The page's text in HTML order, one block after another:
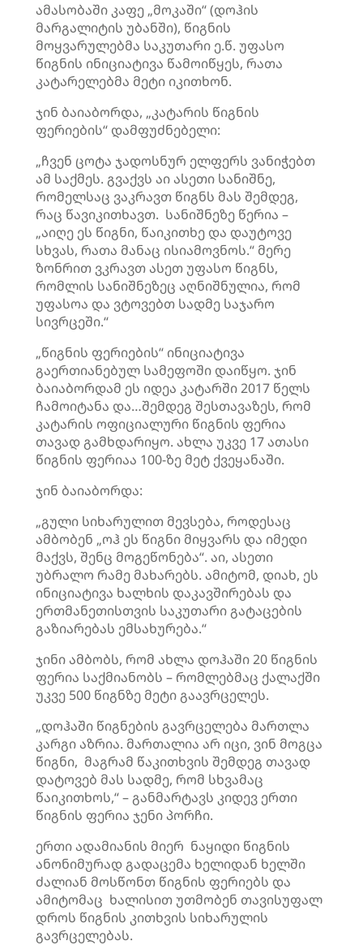
ამასობაში კაფე „მოკაში“ (დოჰის
მარგალიტის უბანში), წიგნის
მოყვარულებმა საკუთარი ე.წ. უფასო
წიგნის ინიციატივა წამოიწყეს, რათა
კატარელებმა მეტი იკითხონ.
ჯინ ბაიაბორდა, „კატარის წიგნის
ფერიების“ დამფუძნებელი:
„ჩვენ ცოტა ჯადოსნურ ელფერს ვანიჭებთ
ამ საქმეს. გვაქვს აი ასეთი სანიშნე,
რომელსაც ვაკრავთ წიგნს მას შემდეგ,
რაც წავიკითხავთ. სანიშნეზე წერია –
„აიღე ეს წიგნი, წაიკითხე და დაუტოვე
სხვას, რათა მანაც ისიამოვნოს.“ მერე
ზონრით ვკრავთ ასეთ უფასო წიგნს,
რომლის სანიშნეზეც აღნიშნულია, რომ
უფასოა და ვტოვებთ სადმე საჯარო
სივრცეში.“
„წიგნის ფერიების“ ინიციატივა
გაერთიანებულ სამეფოში დაიწყო. ჯინ
ბაიაბორდამ ეს იდეა კატარში 2017 წელს
ჩამოიტანა და…შემდეგ შესთავაზეს, რომ
კატარის ოფიციალური წიგნის ფერია
თავად გამხდარიყო. ახლა უკვე 17 ათასი
წიგნის ფერიაა 100-ზე მეტ ქვეყანაში.
ჯინ ბაიაბორდა:
„გული სიხარულით მევსება, როდესაც
ამბობენ „ოჰ ეს წიგნი მიყვარს და იმედი
მაქვს, შენც მოგეწონება“. აი, ასეთი
უბრალო რამე მახარებს. ამიტომ, დიახ, ეს
ინიციატივა ხალხის დაკავშირებას და
ერთმანეთისთვის საკუთარი გატაცების
გაზიარებას ემსახურება.“
ჯინი ამბობს, რომ ახლა დოჰაში 20 წიგნის
ფერია საქმიანობს – რომლებმაც ქალაქში
უკვე 500 წიგნზე მეტი გაავრცელეს.
„დოჰაში წიგნების გავრცელება მართლა
კარგი აზრია. მართალია არ იცი, ვინ მოგცა
წიგნი, მაგრამ წაკითხვის შემდეგ თავად
დატოვებ მას სადმე, რომ სხვამაც
წაიკითხოს,“ – განმარტავს კიდევ ერთი
წიგნის ფერია ჯენი პორჩი.
ერთი ადამიანის მიერ ნაყიდი წიგნის
ანონიმურად გადაცემა ხელიდან ხელში
ძალიან მოსწონთ წიგნის ფერიებს და
ამიტომაც ხალისით უთმობენ თავისუფალ
დროს წიგნის კითხვის სიხარულის
გავრცელებას.